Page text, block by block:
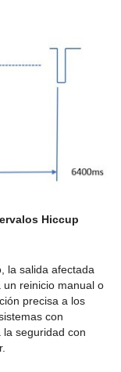
Hiccup
la salida afectada
reinicio manual o
precisa a los
con
seguridad con